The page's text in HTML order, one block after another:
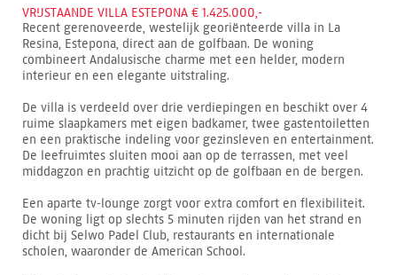
VRIJSTAANDE VILLA ESTEPONA € 1.425.000,-
Recent gerenoveerde, westelijk georiënteerde villa in La
Resina, Estepona, direct aan de golfbaan. De woning
combineert Andalusische charme met een helder, modern
interieur en een elegante uitstraling.
De villa is verdeeld over drie verdiepingen en beschikt over 4
ruime slaapkamers met eigen badkamer, twee gastentoiletten
en een praktische indeling voor gezinsleven en entertainment.
De leefruimtes sluiten mooi aan op de terrassen, met veel
middagzon en prachtig uitzicht op de golfbaan en de bergen.
Een aparte tv-lounge zorgt voor extra comfort en flexibiliteit.
De woning ligt op slechts 5 minuten rijden van het strand en
dicht bij Selwo Padel Club, restaurants en internationale
scholen, waaronder de American School.